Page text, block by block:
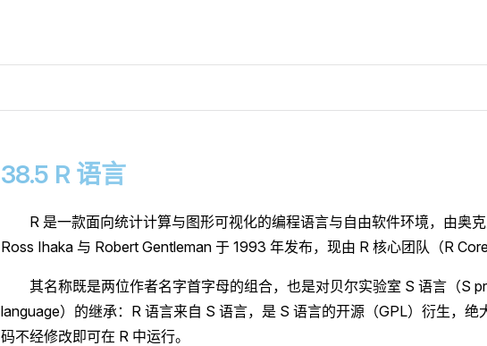
38.5 R 语言
R 是一款面向统计计算与图形可视化的编程语言与自由软件环境，由奥
Ross Ihaka 与 Robert Gentleman 于 1993 年发布，现由 R 核心团队（R
其名称既是两位作者名字首字母的组合，也是对贝尔实验室 S 语言（S
language）的继承：R 语言来自 S 语言，是 S 语言的开源（GPL）衍生，绝
码不经修改即可在 R 中运行。